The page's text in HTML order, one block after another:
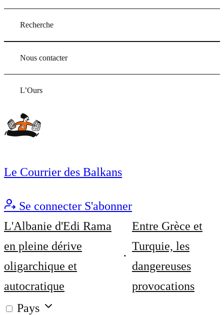
Recherche
Nous contacter
L’Ours
Le Courrier des Balkans
Se connecter S'abonner
L'Albanie d'Edi Rama
en pleine dérive
oligarchique et
autocratique
Entre Grèce et
Turquie, les
dangereuses
provocations
Pays